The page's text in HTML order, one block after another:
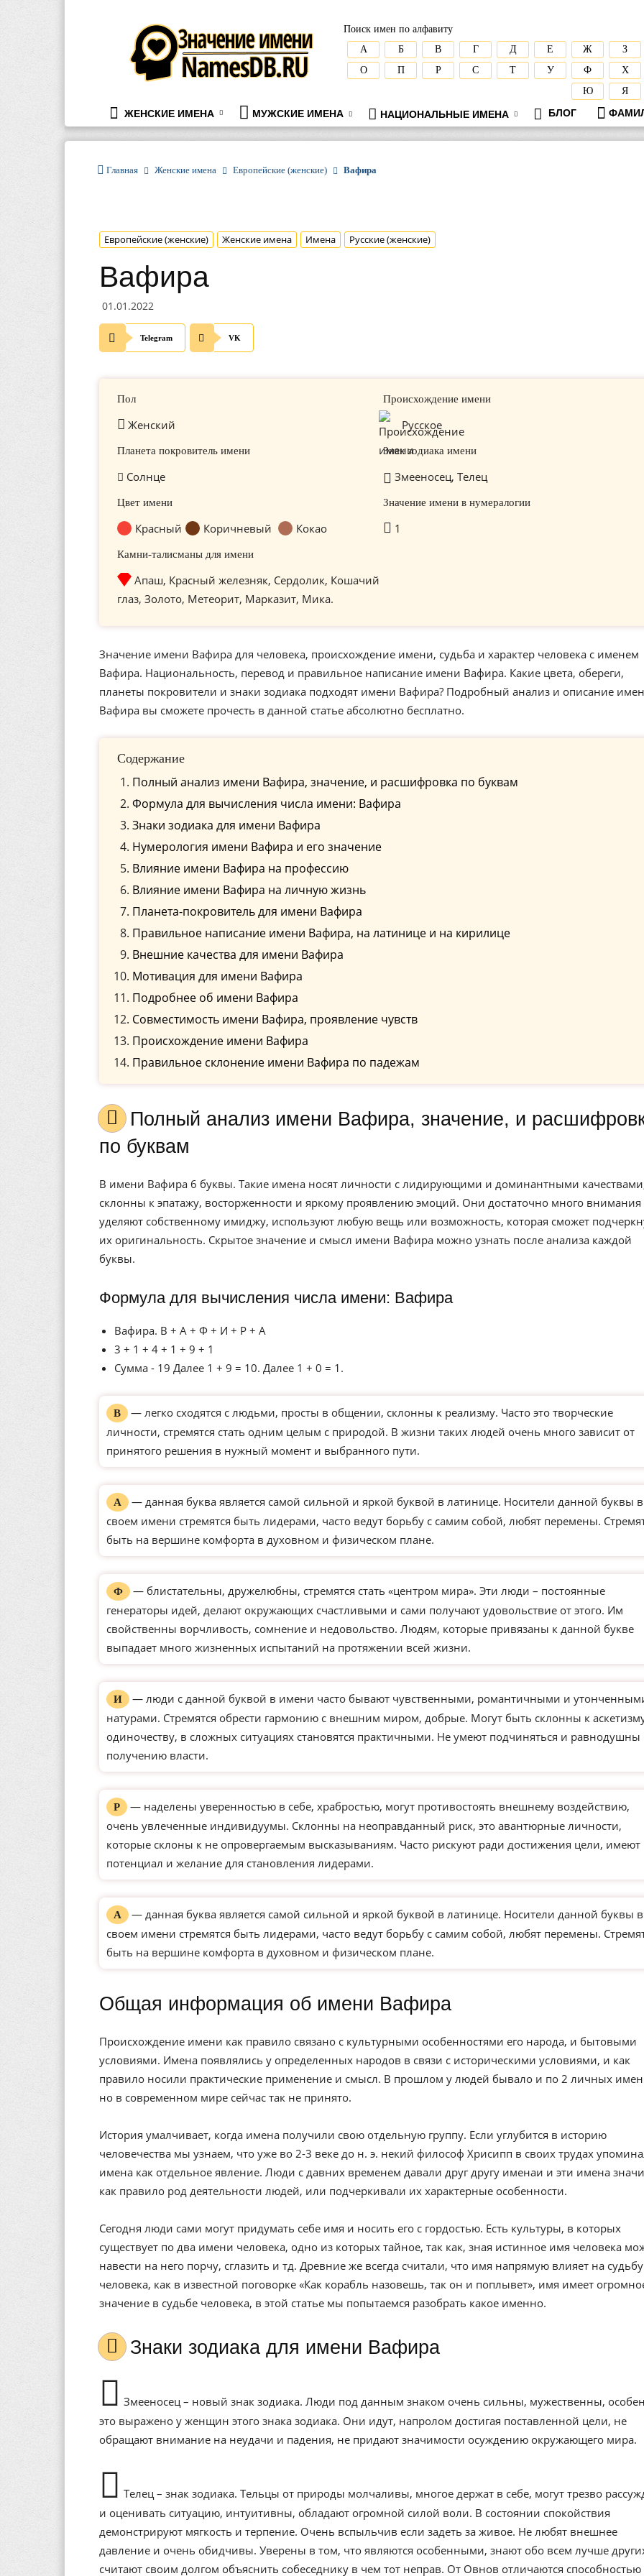
namesdb.ru
Поиск имен по алфавиту
А
Б В Г Д Е Ж
З
О
П Р С Т У Ф
Х
Ю
Я
ЖЕНСКИЕ ИМЕНА МУЖСКИЕ ИМЕНА НАЦИОНАЛЬНЫЕ ИМЕНА БЛОГ
Главная Женские имена Европейские (женские) Вафира
Европейские (женские) Женские имена Имена Русские (женские)
Вафира
01.01.2022
Telegram VK
Пол
Женский
Происхождение имени
Русское
Планета покровитель имени
Солнце
Знак зодиака имени
Змееносец, Телец
Цвет имени
Красный Коричневый Кокао
Значение имени в нумералогии
1
Камни-талисманы для имени
Апаш, Красный железняк, Сердолик, Кошачий
глаз, Золото, Метеорит, Марказит, Мика.
Значение имени Вафира для человека, происхождение имени, судьба и характер человека с именем
Вафира. Национальность, перевод и правильное написание имени Вафира. Какие цвета, обереги,
планеты покровители и знаки зодиака подходят имени Вафира? Подробный анализ и описание
Вафира вы сможете прочесть в данной статье абсолютно бесплатно.
Содержание
Полный анализ имени Вафира, значение, и расшифровка по буквам
Формула для вычисления числа имени: Вафира
Знаки зодиака для имени Вафира
Нумерология имени Вафира и его значение
Влияние имени Вафира на профессию
Влияние имени Вафира на личную жизнь
Планета-покровитель для имени Вафира
Правильное написание имени Вафира, на латинице и на кирилице
Внешние качества для имени Вафира
Мотивация для имени Вафира
Подробнее об имени Вафира
Совместимость имени Вафира, проявление чувств
Происхождение имени Вафира
Правильное склонение имени Вафира по падежам
Полный анализ имени Вафира, значение, и расшифровка
по буквам
В имени Вафира 6 буквы. Такие имена носят личности с лидирующими и доминантными
склонны к эпатажу, восторженности и яркому проявлению эмоций. Они достаточно много внимания
уделяют собственному имиджу, используют любую вещь или возможность, которая сможет
их оригинальность. Скрытое значение и смысл имени Вафира можно узнать после анализа каждой
буквы.
Формула для вычисления числа имени: Вафира
Вафира. В + А + Ф + И + Р + А
3 + 1 + 4 + 1 + 9 + 1
Сумма - 19 Далее 1 + 9 = 10. Далее 1 + 0 = 1.
В
— легко сходятся с людьми, просты в общении, склонны к реализму. Часто это творческие
личности, стремятся стать одним целым с природой. В жизни таких людей очень много зависит от
принятого решения в нужный момент и выбранного пути.
А
— данная буква является самой сильной и яркой буквой в латинице. Носители данной буквы в
своем имени стремятся быть лидерами, часто ведут борьбу с самим собой, любят перемены.
быть на вершине комфорта в духовном и физическом плане.
Ф
— блистательны, дружелюбны, стремятся стать «центром мира». Эти люди – постоянные
генераторы идей, делают окружающих счастливыми и сами получают удовольствие от этого. Им
свойственны ворчливость, сомнение и недовольство. Людям, которые привязаны к данной букве
выпадает много жизненных испытаний на протяжении всей жизни.
И
— люди с данной буквой в имени часто бывают чувственными, романтичными и
натурами. Стремятся обрести гармонию с внешним миром, добрые. Могут быть склонны к
одиночеству, в сложных ситуациях становятся практичными. Не умеют подчиняться и равнодушны
получению власти.
Р
— наделены уверенностью в себе, храбростью, могут противостоять внешнему воздействию,
очень увлеченные индивидуумы. Склонны на неоправданный риск, это авантюрные личности,
которые склоны к не опровергаемым высказываниям. Часто рискуют ради достижения цели, имеют
потенциал и желание для становления лидерами.
А
— данная буква является самой сильной и яркой буквой в латинице. Носители данной буквы в
своем имени стремятся быть лидерами, часто ведут борьбу с самим собой, любят перемены.
быть на вершине комфорта в духовном и физическом плане.
Общая информация об имени Вафира
Происхождение имени как правило связано с культурными особенностями его народа, и бытовыми
условиями. Имена появлялись у определенных народов в связи с историческими условиями, и как
правило носили практические применение и смысл. В прошлом у людей бывало и по 2 личных
но в современном мире сейчас так не принято.
История умалчивает, когда имена получили свою отдельную группу. Если углубится в историю
человечества мы узнаем, что уже во 2-3 веке до н. э. некий философ Хрисипп в своих трудах
имена как отдельное явление. Люди с давних временем давали друг другу именаи и эти имена
как правило род деятельности людей, или подчеркивали их характерные особенности.
Сегодня люди сами могут придумать себе имя и носить его с гордостью. Есть культуры, в которых
существует по два имени человека, одно из которых тайное, так как, зная истинное имя человека
навести на него порчу, сглазить и тд. Древние же всегда считали, что имя напрямую влияет на судьбу
человека, как в известной поговорке «Как корабль назовешь, так он и поплывет», имя имеет
значение в судьбе человека, в этой статье мы попытаемся разобрать какое именно.
Знаки зодиака для имени Вафира
Змееносец – новый знак зодиака. Люди под данным знаком очень сильны, мужественны,
это выражено у женщин этого знака зодиака. Они идут, напролом достигая поставленной цели, не
обращают внимание на неудачи и падения, не придают значимости осуждению окружающего мира.
Телец – знак зодиака. Тельцы от природы молчаливы, многое держат в себе, могут трезво
и оценивать ситуацию, интуитивны, обладают огромной силой воли. В состоянии спокойствия
демонстрируют мягкость и терпение. Очень вспыльчив если задеть за живое. Не любят внешнее
давление и очень обидчивы. Уверены в том, что являются особенными, знают обо всем лучше
считают своим долгом объяснить собеседнику в чем тот неправ. От Овнов отличаются способностью